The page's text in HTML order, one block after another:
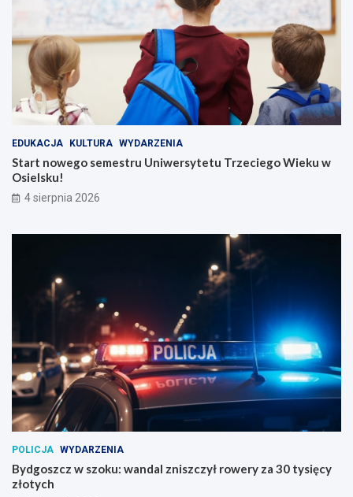
EDUKACJA KULTURA WYDARZENIA
Start nowego semestru Uniwersytetu Trzeciego Wieku w
Osielsku!
4 sierpnia 2026
POLICJA WYDARZENIA
Bydgoszcz w szoku: wandal zniszczył rowery za 30 tysięcy
złotych